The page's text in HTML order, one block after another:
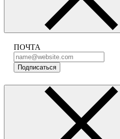
ПОЧТА
Подписаться